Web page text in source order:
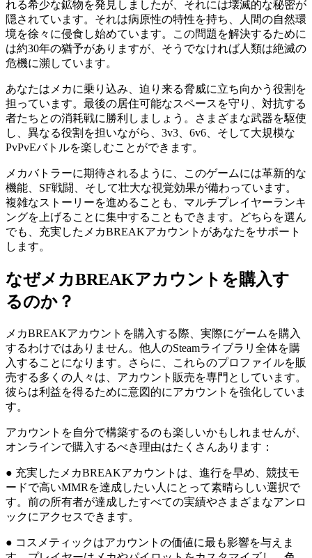
れる希少な鉱物を発見しましたが、それには壊滅的な秘密が
隠されています。それは病原性の特性を持ち、人間の自然環
境を徐々に侵食し始めています。この問題を解決するために
は約30年の猶予がありますが、そうでなければ人類は絶滅の
危機に瀕しています。
あなたはメカに乗り込み、迫り来る脅威に立ち向かう役割を
担っています。最後の居住可能なスペースを守り、対抗する
者たちとの消耗戦に勝利しましょう。さまざまな武器を駆使
し、異なる役割を担いながら、3v3、6v6、そして大規模な
PvPvEバトルを楽しむことができます。
メカバトラーに期待されるように、このゲームには革新的な
機能、SF戦闘、そして壮大な視覚効果が備わっています。
複雑なストーリーを進めることも、マルチプレイヤーランキ
ングを上げることに集中することもできます。どちらを選ん
でも、充実したメカBREAKアカウントがあなたをサポート
します。
なぜメカBREAKアカウントを購入す
るのか？
メカBREAKアカウントを購入する際、実際にゲームを購入
するわけではありません。他人のSteamライブラリ全体を購
入することになります。さらに、これらのプロファイルを販
売する多くの人々は、アカウント販売を専門としています。
彼らは利益を得るために意図的にアカウントを強化していま
す。
アカウントを自分で構築するのも楽しいかもしれませんが、
オンラインで購入するべき理由はたくさんあります：
● 充実したメカBREAKアカウントは、進行を早め、競技モ
ードで高いMMRを達成したい人にとって素晴らしい選択で
す。前の所有者が達成したすべての実績やさまざまなアンロ
ックにアクセスできます。
● コスメティックはアカウントの価値に最も影響を与えま